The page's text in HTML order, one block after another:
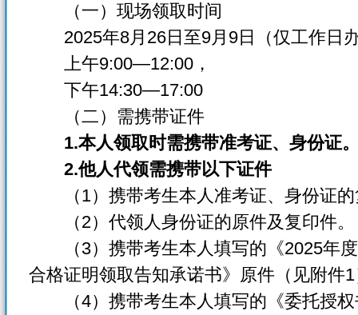
（一）现场领取时间
2025年8月26日至9月9日（仅工作日
上午9:00—12:00，
下午14:30—17:00
（二）需携带证件
1.本人领取时需携带准考证、身份证
2.他人代领需携带以下证件
（1）携带考生本人准考证、身份证的
（2）代领人身份证的原件及复印件。
（3）携带考生本人填写的《2025年度
合格证明领取告知承诺书》原件（见附件
（4）携带考生本人填写的《委托授权